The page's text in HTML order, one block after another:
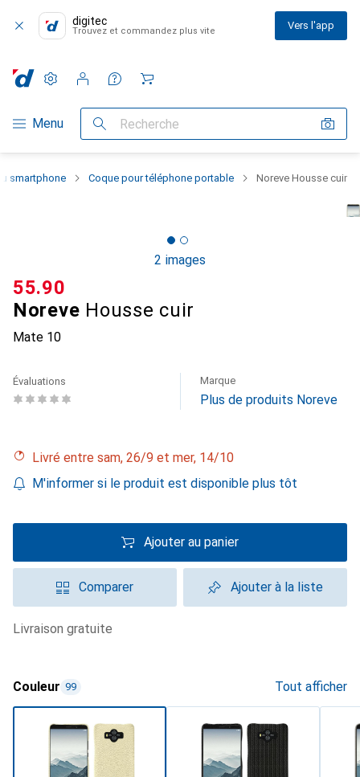
digitec
Trouvez et commandez plus vite Vers l'app
Navigation par catégorie
Menu Recherche
Paramètres
Compte client
Listes de comparaison
Listes d'envies
Panier
smartphone Coque pour téléphone portable Noreve Housse cuir
2 images
Noreve Housse cuir
Mate 10
CHF
55.90
Évaluations Marque
Plus de produits Noreve
Livré entre sam, 26/9 et mer, 14/10
M'informer si le produit est disponible plus tôt
Ajouter au panier
Comparer Ajouter à la liste
livraison gratuite
Couleur 99 Tout afficher